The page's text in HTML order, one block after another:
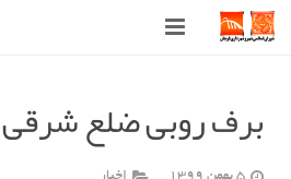
شهرداری
برف روبی ضلع